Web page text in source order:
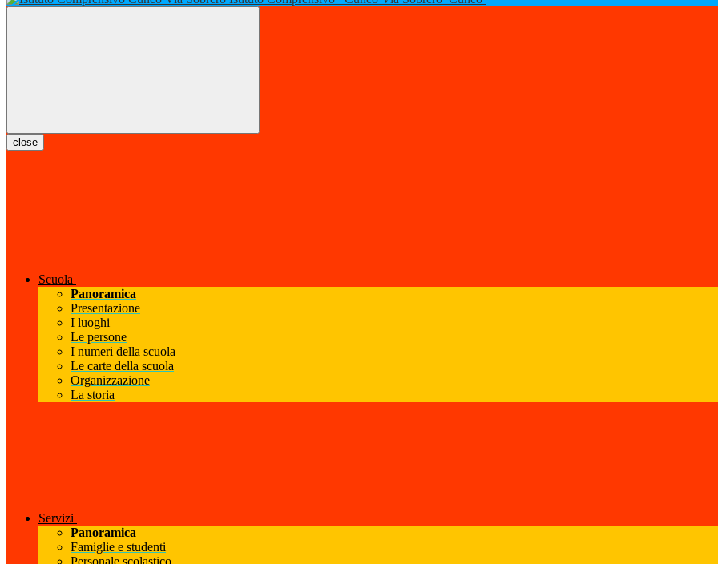
close
Scuola
Panoramica
Presentazione
I luoghi
Le persone
I numeri della scuola
Le carte della scuola
Organizzazione
La storia
Servizi
Panoramica
Famiglie e studenti